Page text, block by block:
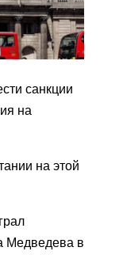
санкции
на
на этой
Медведева в